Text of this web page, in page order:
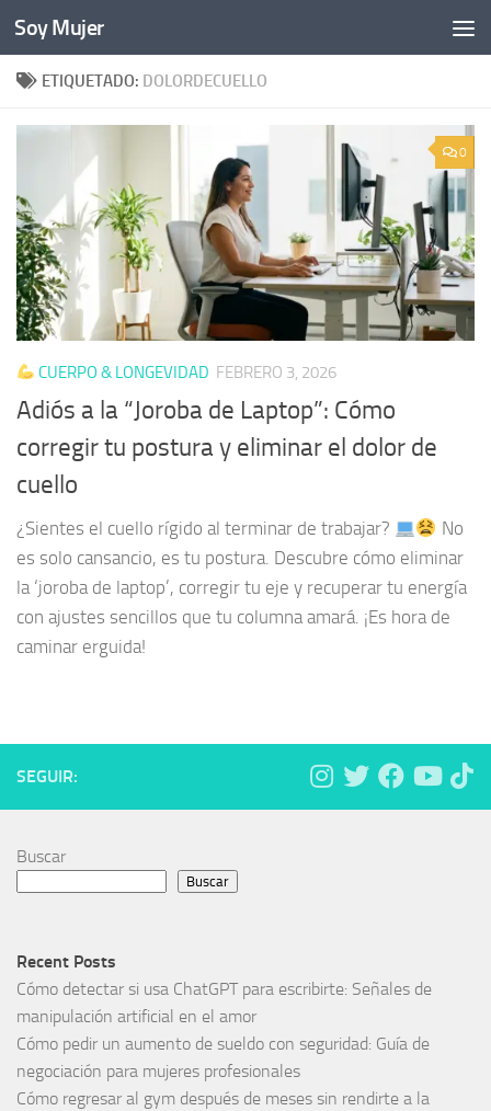
Bajo el contenido
Soy Mujer
ETIQUETADO: DOLORDECUELLO
0
CUERPO & LONGEVIDAD FEBRERO 3, 2026
Adiós a la “Joroba de Laptop”: Cómo
corregir tu postura y eliminar el dolor de
cuello
¿Sientes el cuello rígido al terminar de trabajar?
No
es solo cansancio, es tu postura. Descubre cómo eliminar
la ‘joroba de laptop’, corregir tu eje y recuperar tu energía
con ajustes sencillos que tu columna amará. ¡Es hora de
caminar erguida!
SEGUIR:
Buscar
Buscar
Recent Posts
Cómo detectar si usa ChatGPT para escribirte: Señales de
manipulación artificial en el amor
Cómo pedir un aumento de sueldo con seguridad: Guía de
negociación para mujeres profesionales
Cómo regresar al gym después de meses sin rendirte a la